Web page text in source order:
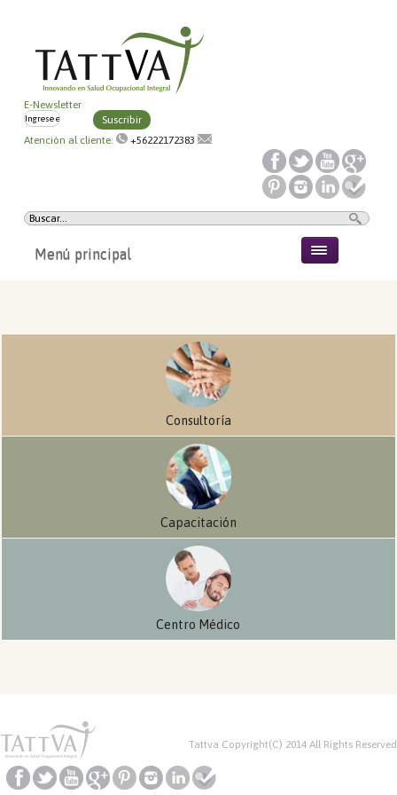
E-Newsletter
Suscribir
Atención al cliente:
+56222172383
Menú principal
Consultoría
Capacitación
Centro Médico
Tattva Copyright(C) 2014 All Rights Reserved